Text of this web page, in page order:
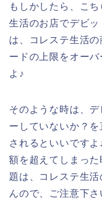
もしかしたら、こ
生活のお店でデビ
は、コレステ生活
ードの上限をオー
よ♪
そのような時は、
ーしていないか？
されるといいです
額を超えてしまっ
題は、コレステ生
んので、ご注意下さ